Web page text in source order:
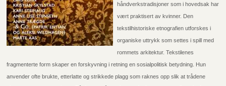
håndverkstradisjoner som i hovedsak har
vært praktisert av kvinner. Den
tekstilhistoriske etnografien utforskes i
organiske uttrykk som settes i spill med
rommets arkitektur. Tekstilenes
fragmenterte form skaper en forskyvning i retning en sosialpolitisk betydning. Hun
anvender ofte brukte, etterlatte og strikkede plagg som raknes opp slik at trådene